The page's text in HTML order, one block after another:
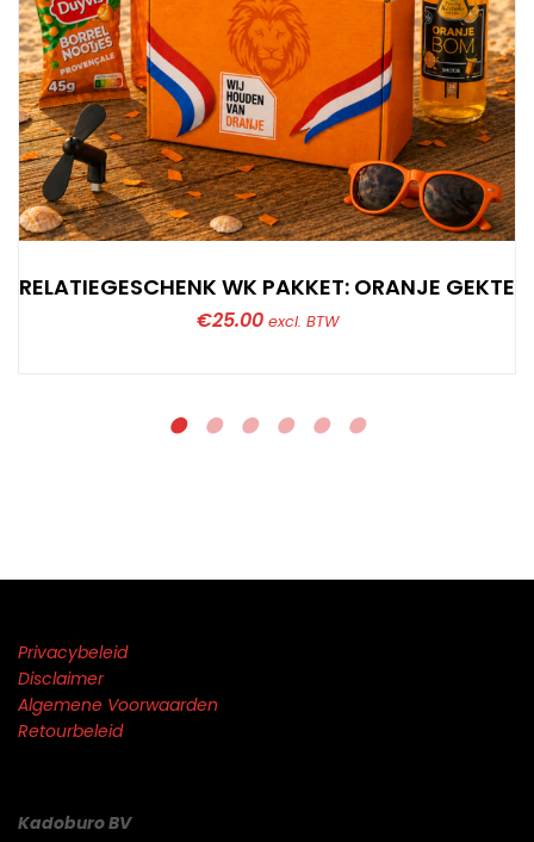
RELATIEGESCHENK WK PAKKET: ORANJE GEKTE
€25.00 excl. BTW
Privacybeleid
Disclaimer
Algemene Voorwaarden
Retourbeleid
Kadoburo BV